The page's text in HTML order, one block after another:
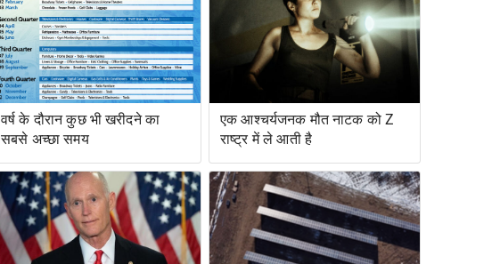
वर्ष के दौरान कुछ भी खरीदने का
सबसे अच्छा समय
एक आश्चर्यजनक मौत नाटक को Z
राष्ट्र में ले आती है